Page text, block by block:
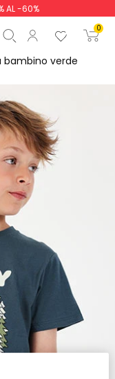
AL -60%
0
Inizio ordine
bambino verde